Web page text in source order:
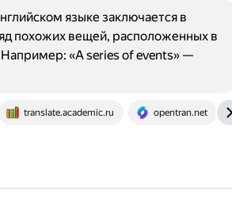
translate.academic.ru opentran.net
языке заключается в
похожих вещей, расположенных в
«A series of events» —